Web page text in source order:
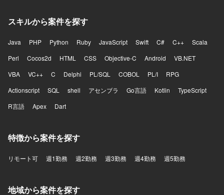
スキルから案件を探す
Java PHP Python Ruby JavaScript Swift C# C++
Scala
Perl
Cocos2d HTML CSS Objective-C Android
VB.NET
VBA
VC++ C Delphi PL/SQL COBOL PL/I
RPG
Actionscript
SQL shell アセンブラ Go言語 Kotlin
TypeScript
R言語
Apex Dart
特徴から案件を探す
リモート可 週1勤務 週2勤務 週3勤務 週4勤務 週5勤務
地域から案件を探す